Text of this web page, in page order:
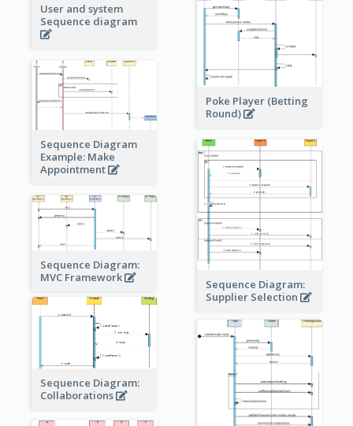
User and system
Sequence diagram
Poke Player (Betting
Round)
Sequence Diagram
Example: Make
Appointment
Sequence Diagram:
Supplier Selection
Sequence Diagram:
MVC Framework
Sequence Diagram:
Collaborations